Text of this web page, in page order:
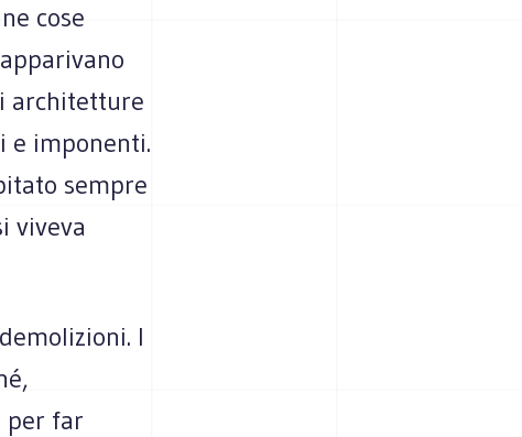
cose
architetture
e imponenti.
sempre
viveva
I
per far